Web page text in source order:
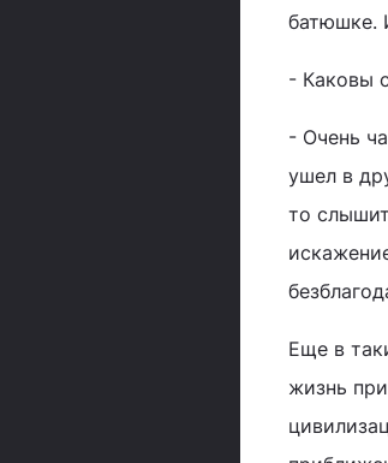
батюшке.
- Каковы
- Очень
ушел в
то
Еще в
жизнь